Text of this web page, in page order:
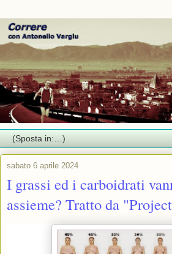
sabato 6 aprile 2024
I grassi ed i carboidrati
assieme? Tratto da